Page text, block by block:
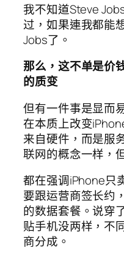
我不知道Steve
过，如果連我都能
Jobs了。
那么，这不单是价
的质变
但有一件事是显而
在本质上改变
来自硬件，而是服
联网的概念一样，
都在强调iPhone只
要跟运营商签长约
的数据套餐。说穿
贴手机没两样，不
商分成。